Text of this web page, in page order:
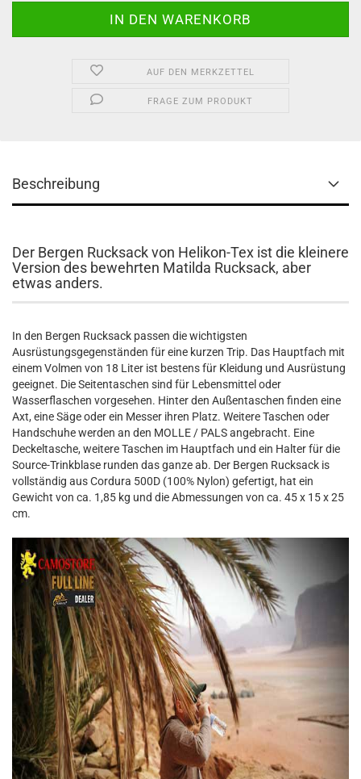
AUF DEN MERKZETTEL
FRAGE ZUM PRODUKT
Beschreibung
Der Bergen Rucksack von Helikon-Tex ist die kleinere
Version des bewehrten Matilda Rucksack, aber
etwas anders.
In den Bergen Rucksack passen die wichtigsten
Ausrüstungsgegenständen für eine kurzen Trip. Das Hauptfach mit
einem Volmen von 18 Liter ist bestens für Kleidung und Ausrüstung
geeignet. Die Seitentaschen sind für Lebensmittel oder
Wasserflaschen vorgesehen. Hinter den Außentaschen finden eine
Axt, eine Säge oder ein Messer ihren Platz. Weitere Taschen oder
Handschuhe werden an den MOLLE / PALS angebracht. Eine
Deckeltasche, weitere Taschen im Hauptfach und ein Halter für die
Source-Trinkblase runden das ganze ab. Der Bergen Rucksack is
vollständig aus Cordura 500D (100% Nylon) gefertigt, hat ein
Gewicht von ca. 1,85 kg und die Abmessungen von ca. 45 x 15 x 25
cm.